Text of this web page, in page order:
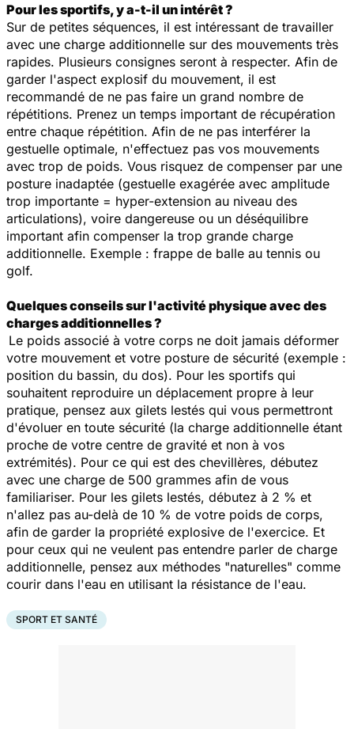
Pour les sportifs, y a-t-il un intérêt ?
Sur de petites séquences, il est intéressant de travailler
avec une charge additionnelle sur des mouvements très
rapides. Plusieurs consignes seront à respecter. Afin de
garder l'aspect explosif du mouvement, il est
recommandé de ne pas faire un grand nombre de
répétitions. Prenez un temps important de récupération
entre chaque répétition. Afin de ne pas interférer la
gestuelle optimale, n'effectuez pas vos mouvements
avec trop de poids. Vous risquez de compenser par une
posture inadaptée (gestuelle exagérée avec amplitude
trop importante = hyper-extension au niveau des
articulations), voire dangereuse ou un déséquilibre
important afin compenser la trop grande charge
additionnelle. Exemple : frappe de balle au tennis ou
golf.
Quelques conseils sur l'activité physique avec des
charges additionnelles ?
Le poids associé à votre corps ne doit jamais déformer
votre mouvement et votre posture de sécurité (exemple :
position du bassin, du dos). Pour les sportifs qui
souhaitent reproduire un déplacement propre à leur
pratique, pensez aux gilets lestés qui vous permettront
d'évoluer en toute sécurité (la charge additionnelle étant
proche de votre centre de gravité et non à vos
extrémités). Pour ce qui est des chevillères, débutez
avec une charge de 500 grammes afin de vous
familiariser. Pour les gilets lestés, débutez à 2 % et
n'allez pas au-delà de 10 % de votre poids de corps,
afin de garder la propriété explosive de l'exercice. Et
pour ceux qui ne veulent pas entendre parler de charge
additionnelle, pensez aux méthodes "naturelles" comme
courir dans l'eau en utilisant la résistance de l'eau.
SPORT ET SANTÉ